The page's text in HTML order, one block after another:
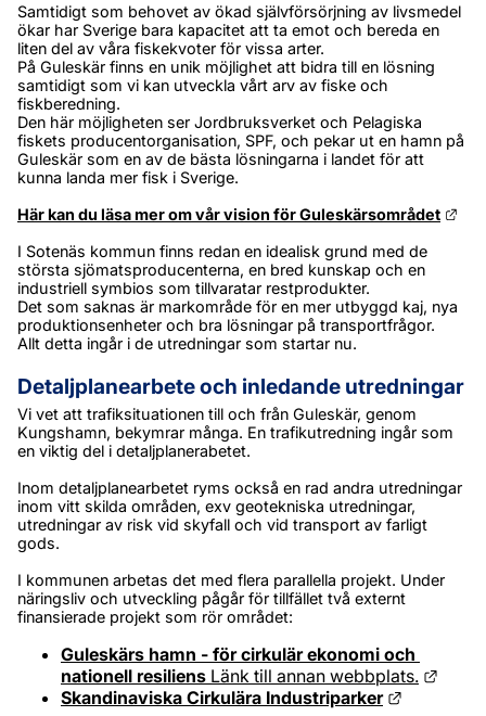
Samtidigt som behovet av ökad självförsörjning av livsmedel
ökar har Sverige bara kapacitet att ta emot och bereda en
liten del av våra fiskekvoter för vissa arter.
På Guleskär finns en unik möjlighet att bidra till en lösning
samtidigt som vi kan utveckla vårt arv av fiske och
fiskberedning.
Den här möjligheten ser Jordbruksverket och Pelagiska
fiskets producentorganisation, SPF, och pekar ut en hamn på
Guleskär som en av de bästa lösningarna i landet för att
kunna landa mer fisk i Sverige.
Här kan du läsa mer om vår vision för Guleskärsområdet
I Sotenäs kommun finns redan en idealisk grund med de
största sjömatsproducenterna, en bred kunskap och en
industriell symbios som tillvaratar restprodukter.
Det som saknas är markområde för en mer utbyggd kaj, nya
produktionsenheter och bra lösningar på transportfrågor.
Allt detta ingår i de utredningar som startar nu.
Detaljplanearbete och inledande utredningar
Vi vet att trafiksituationen till och från Guleskär, genom
Kungshamn, bekymrar många. En trafikutredning ingår som
en viktig del i detaljplanerabetet.
Inom detaljplanearbetet ryms också en rad andra utredningar
inom vitt skilda områden, exv geotekniska utredningar,
utredningar av risk vid skyfall och vid transport av farligt
gods.
näringsliv och utveckling pågår för tillfället två externt
finansierade projekt som rör området:
Guleskärs hamn - för cirkulär ekonomi och
nationell resiliens Länk till annan webbplats.
Skandinaviska Cirkulära Industriparker